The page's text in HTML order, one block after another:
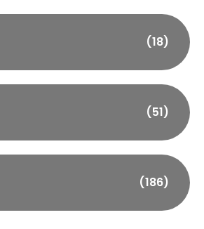
(18)
(51)
(186)